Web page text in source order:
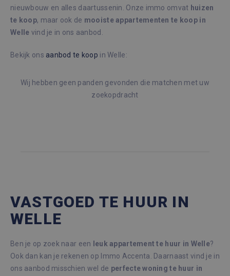
nieuwbouw en alles daartussenin. Onze immo omvat huizen
te koop, maar ook de mooiste appartementen te koop in
Welle vind je in ons aanbod.
Bekijk ons aanbod te koop in Welle:
Wij hebben geen panden gevonden die matchen met uw
zoekopdracht
VASTGOED TE HUUR IN
WELLE
Ben je op zoek naar een leuk appartement te huur in Welle?
Ook dan kan je rekenen op Immo Accenta. Daarnaast vind je in
ons aanbod misschien wel de perfecte woning te huur in